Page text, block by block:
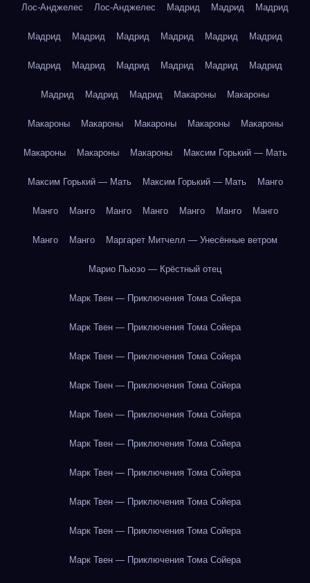
Лос-Анджелес Лос-Анджелес Мадрид Мадрид Мадрид
Мадрид Мадрид Мадрид Мадрид Мадрид Мадрид
Мадрид Мадрид Мадрид Мадрид Мадрид Мадрид
Мадрид Мадрид Мадрид Макароны Макароны
Макароны Макароны Макароны Макароны Макароны
Макароны Макароны Макароны Максим Горький — Мать
Максим Горький — Мать Максим Горький — Мать Манго
Манго Манго Манго Манго Манго Манго Манго
Манго Манго Маргарет Митчелл — Унесённые ветром
Марио Пьюзо — Крёстный отец
Марк Твен — Приключения Тома Сойера
Марк Твен — Приключения Тома Сойера
Марк Твен — Приключения Тома Сойера
Марк Твен — Приключения Тома Сойера
Марк Твен — Приключения Тома Сойера
Марк Твен — Приключения Тома Сойера
Марк Твен — Приключения Тома Сойера
Марк Твен — Приключения Тома Сойера
Марк Твен — Приключения Тома Сойера
Марк Твен — Приключения Тома Сойера